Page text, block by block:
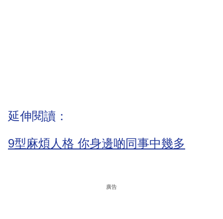
延伸閱讀：
9型麻煩人格 你身邊啲同事中幾多
廣告